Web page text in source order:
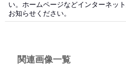
い。ホームページなどインターネッ
お知らせください。
関連画像一覧